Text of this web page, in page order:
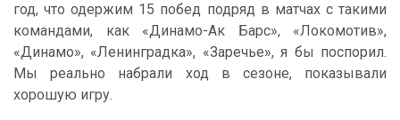
год, что одержим 15 побед подряд в матчах с такими
командами, как «Динамо-Ак Барс», «Локомотив»,
«Динамо», «Ленинградка», «Заречье», я бы поспорил.
Мы реально набрали ход в сезоне, показывали
хорошую игру.